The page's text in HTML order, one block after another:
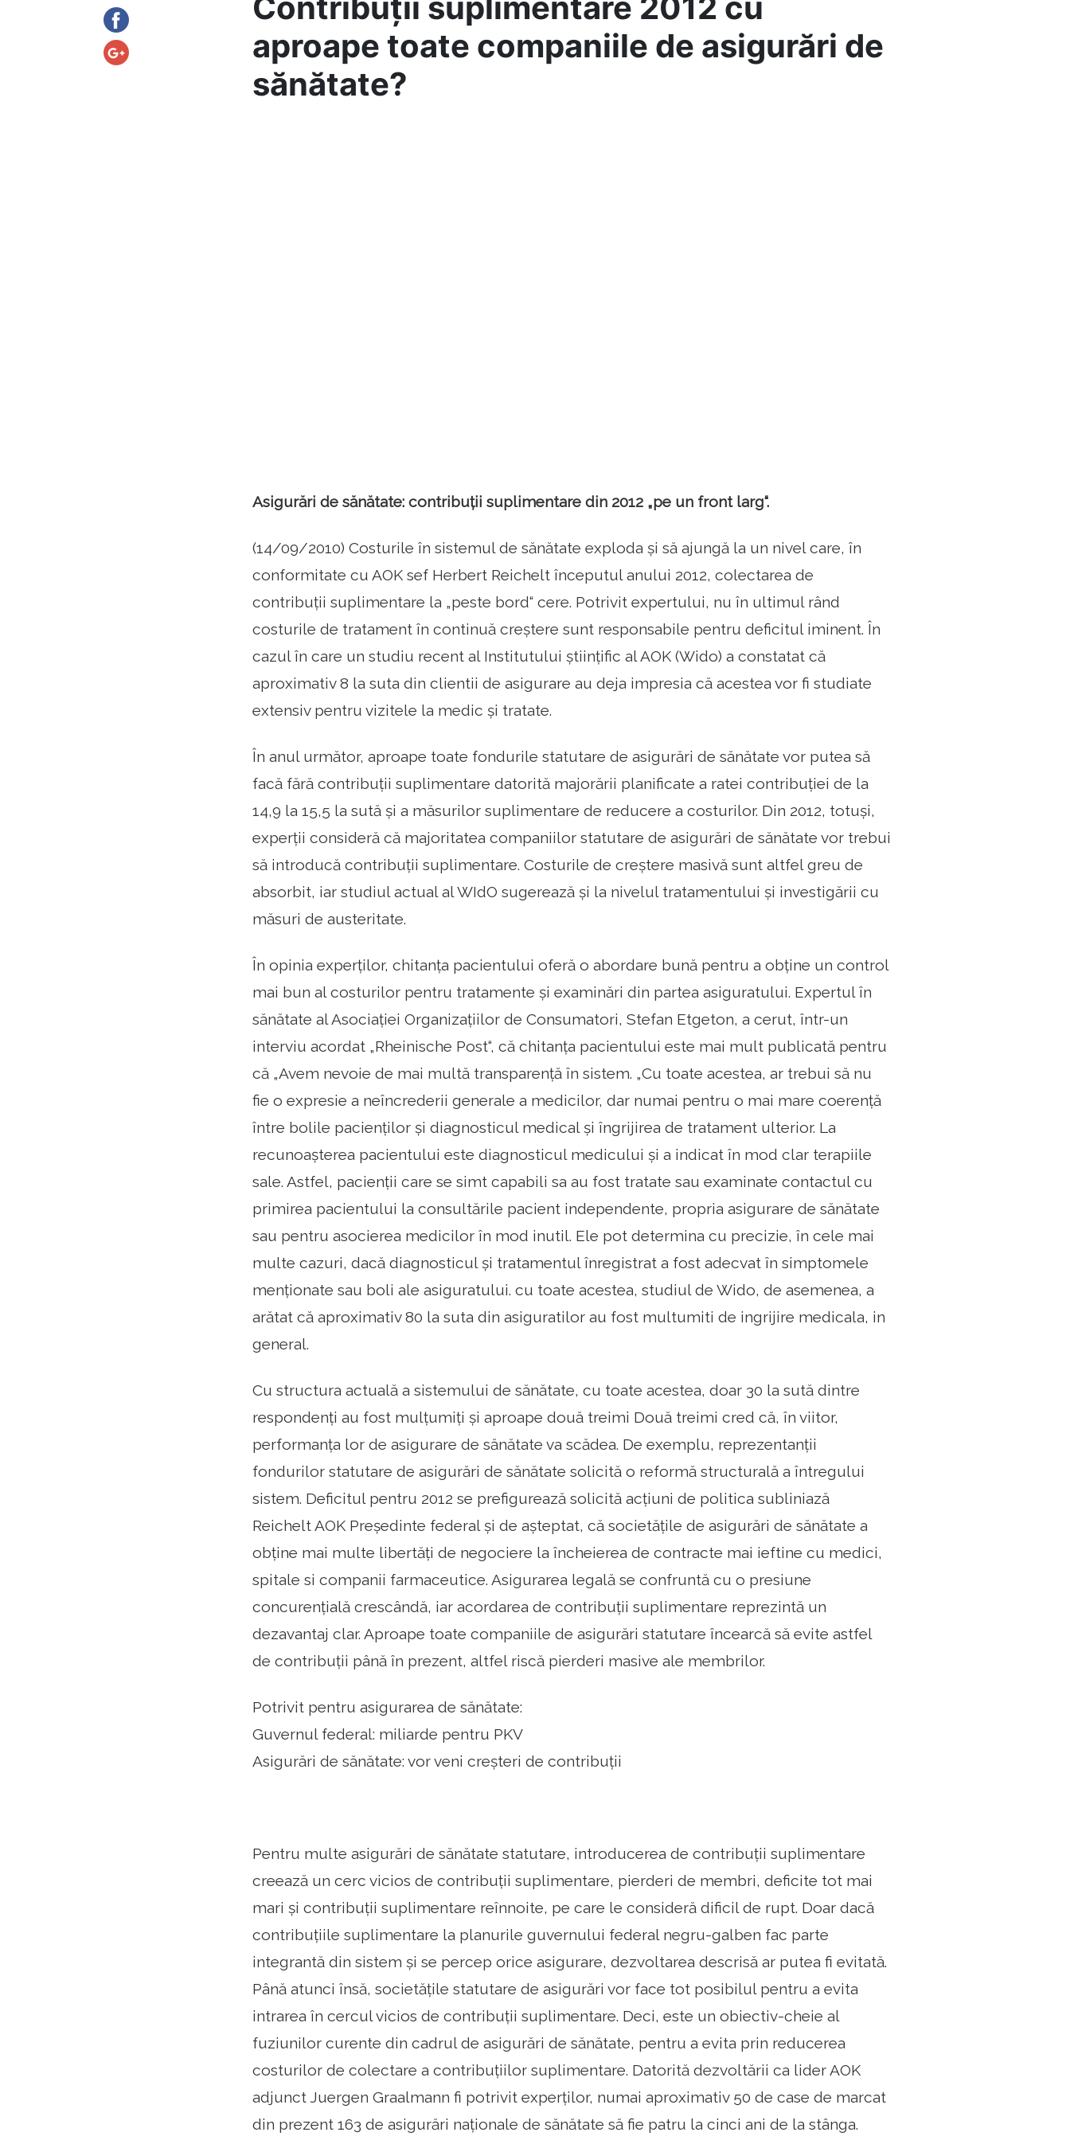
aproape toate companiile de asigurări de
sănătate?
Asigurări de sănătate: contribuții suplimentare din 2012 „pe un front larg“.
(14/09/2010) Costurile în sistemul de sănătate exploda și să ajungă la un nivel care, în
conformitate cu AOK sef Herbert Reichelt începutul anului 2012, colectarea de
contribuții suplimentare la „peste bord“ cere. Potrivit expertului, nu în ultimul rând
costurile de tratament în continuă creștere sunt responsabile pentru deficitul iminent. În
cazul în care un studiu recent al Institutului științific al AOK (Wido) a constatat că
aproximativ 8 la suta din clientii de asigurare au deja impresia că acestea vor fi studiate
extensiv pentru vizitele la medic și tratate.
În anul următor, aproape toate fondurile statutare de asigurări de sănătate vor putea să
facă fără contribuții suplimentare datorită majorării planificate a ratei contribuției de la
14,9 la 15,5 la sută și a măsurilor suplimentare de reducere a costurilor. Din 2012, totuși,
experții consideră că majoritatea companiilor statutare de asigurări de sănătate vor trebui
să introducă contribuții suplimentare. Costurile de creștere masivă sunt altfel greu de
absorbit, iar studiul actual al WIdO sugerează și la nivelul tratamentului și investigării cu
măsuri de austeritate.
În opinia experților, chitanța pacientului oferă o abordare bună pentru a obține un control
mai bun al costurilor pentru tratamente și examinări din partea asiguratului. Expertul în
sănătate al Asociației Organizațiilor de Consumatori, Stefan Etgeton, a cerut, într-un
interviu acordat „Rheinische Post“, că chitanța pacientului este mai mult publicată pentru
că „Avem nevoie de mai multă transparență în sistem. „Cu toate acestea, ar trebui să nu
fie o expresie a neîncrederii generale a medicilor, dar numai pentru o mai mare coerență
între bolile pacienților și diagnosticul medical și îngrijirea de tratament ulterior. La
recunoașterea pacientului este diagnosticul medicului și a indicat în mod clar terapiile
sale. Astfel, pacienții care se simt capabili sa au fost tratate sau examinate contactul cu
primirea pacientului la consultările pacient independente, propria asigurare de sănătate
sau pentru asocierea medicilor în mod inutil. Ele pot determina cu precizie, în cele mai
multe cazuri, dacă diagnosticul și tratamentul înregistrat a fost adecvat în simptomele
menționate sau boli ale asiguratului. cu toate acestea, studiul de Wido, de asemenea, a
arătat că aproximativ 80 la suta din asiguratilor au fost multumiti de ingrijire medicala, in
general.
Cu structura actuală a sistemului de sănătate, cu toate acestea, doar 30 la sută dintre
respondenți au fost mulțumiți și aproape două treimi Două treimi cred că, în viitor,
performanța lor de asigurare de sănătate va scădea. De exemplu, reprezentanții
fondurilor statutare de asigurări de sănătate solicită o reformă structurală a întregului
sistem. Deficitul pentru 2012 se prefigurează solicită acțiuni de politica subliniază
Reichelt AOK Președinte federal și de așteptat, că societățile de asigurări de sănătate a
obține mai multe libertăți de negociere la încheierea de contracte mai ieftine cu medici,
spitale si companii farmaceutice. Asigurarea legală se confruntă cu o presiune
concurențială crescândă, iar acordarea de contribuții suplimentare reprezintă un
dezavantaj clar. Aproape toate companiile de asigurări statutare încearcă să evite astfel
de contribuții până în prezent, altfel riscă pierderi masive ale membrilor.
Potrivit pentru asigurarea de sănătate:
Guvernul federal: miliarde pentru PKV
Asigurări de sănătate: vor veni creșteri de contribuții
Pentru multe asigurări de sănătate statutare, introducerea de contribuții suplimentare
creează un cerc vicios de contribuții suplimentare, pierderi de membri, deficite tot mai
mari și contribuții suplimentare reînnoite, pe care le consideră dificil de rupt. Doar dacă
contribuțiile suplimentare la planurile guvernului federal negru-galben fac parte
integrantă din sistem și se percep orice asigurare, dezvoltarea descrisă ar putea fi evitată.
Până atunci însă, societățile statutare de asigurări vor face tot posibilul pentru a evita
intrarea în cercul vicios de contribuții suplimentare. Deci, este un obiectiv-cheie al
fuziunilor curente din cadrul de asigurări de sănătate, pentru a evita prin reducerea
costurilor de colectare a contribuțiilor suplimentare. Datorită dezvoltării ca lider AOK
adjunct Juergen Graalmann fi potrivit experților, numai aproximativ 50 de case de marcat
din prezent 163 de asigurări naționale de sănătate să fie patru la cinci ani de la stânga.